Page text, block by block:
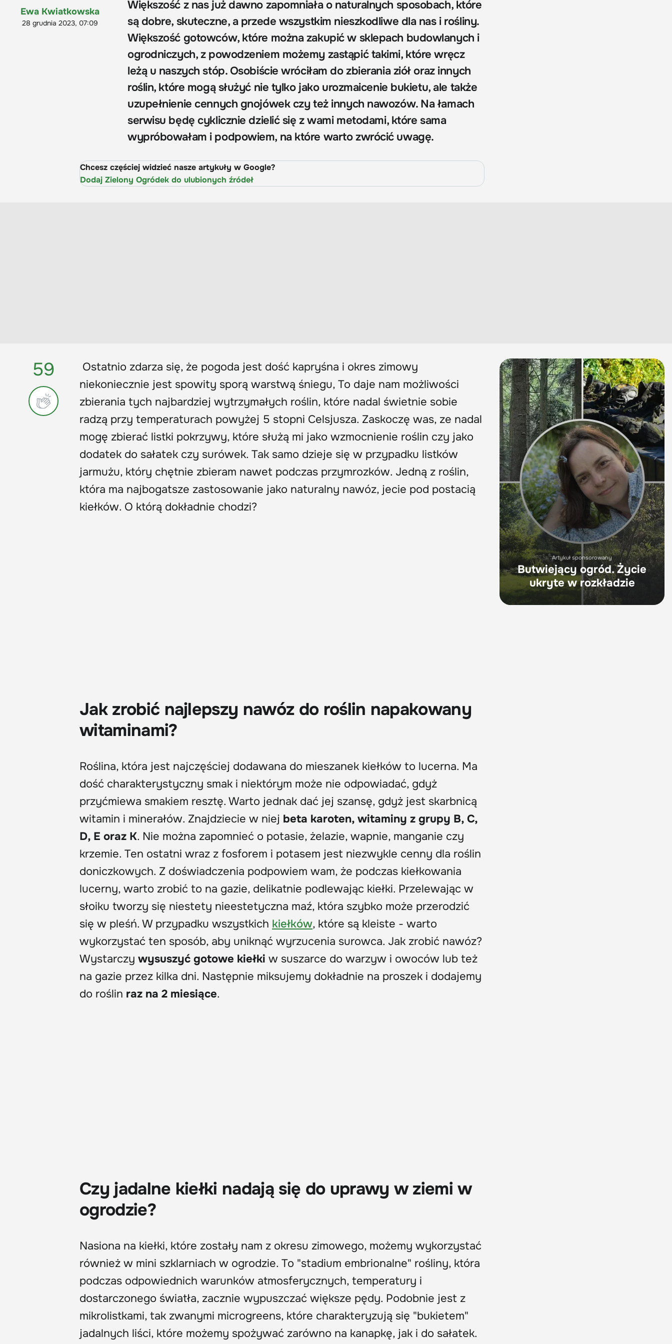
Ewa Kwiatkowska
28 grudnia 2023, 07:09
Większość z nas już dawno zapomniała o naturalnych sposobach, które
są dobre, skuteczne, a przede wszystkim nieszkodliwe dla nas i rośliny.
Większość gotowców, które można zakupić w sklepach budowlanych i
ogrodniczych, z powodzeniem możemy zastąpić takimi, które wręcz
leżą u naszych stóp. Osobiście wróciłam do zbierania ziół oraz innych
roślin, które mogą służyć nie tylko jako urozmaicenie bukietu, ale także
uzupełnienie cennych gnojówek czy też innych nawozów. Na łamach
serwisu będę cyklicznie dzielić się z wami metodami, które sama
wypróbowałam i podpowiem, na które warto zwrócić uwagę.
Chcesz częściej widzieć nasze artykuły w Google?
Dodaj Zielony Ogródek do ulubionych źródeł
59
Ostatnio zdarza się, że pogoda jest dość kapryśna i okres zimowy
niekoniecznie jest spowity sporą warstwą śniegu, To daje nam możliwości
zbierania tych najbardziej wytrzymałych roślin, które nadal świetnie sobie
radzą przy temperaturach powyżej 5 stopni Celsjusza. Zaskoczę was, ze nadal
mogę zbierać listki pokrzywy, które służą mi jako wzmocnienie roślin czy jako
dodatek do sałatek czy surówek. Tak samo dzieje się w przypadku listków
jarmużu, który chętnie zbieram nawet podczas przymrozków. Jedną z roślin,
która ma najbogatsze zastosowanie jako naturalny nawóz, jecie pod postacią
kiełków. O którą dokładnie chodzi?
Jak zrobić najlepszy nawóz do roślin napakowany
witaminami?
Roślina, która jest najczęściej dodawana do mieszanek kiełków to lucerna. Ma
dość charakterystyczny smak i niektórym może nie odpowiadać, gdyż
przyćmiewa smakiem resztę. Warto jednak dać jej szansę, gdyż jest skarbnicą
witamin i minerałów. Znajdziecie w niej beta karoten, witaminy z grupy B, C,
D, E oraz K. Nie można zapomnieć o potasie, żelazie, wapnie, manganie czy
krzemie. Ten ostatni wraz z fosforem i potasem jest niezwykle cenny dla roślin
doniczkowych. Z doświadczenia podpowiem wam, że podczas kiełkowania
lucerny, warto zrobić to na gazie, delikatnie podlewając kiełki. Przelewając w
słoiku tworzy się niestety nieestetyczna maź, która szybko może przerodzić
się w pleśń. W przypadku wszystkich kiełków, które są kleiste - warto
wykorzystać ten sposób, aby uniknąć wyrzucenia surowca. Jak zrobić nawóz?
Wystarczy wysuszyć gotowe kiełki w suszarce do warzyw i owoców lub też
na gazie przez kilka dni. Następnie miksujemy dokładnie na proszek i dodajemy
do roślin raz na 2 miesiące.
Czy jadalne kiełki nadają się do uprawy w ziemi w
ogrodzie?
Nasiona na kiełki, które zostały nam z okresu zimowego, możemy wykorzystać
również w mini szklarniach w ogrodzie. To "stadium embrionalne" rośliny, która
podczas odpowiednich warunków atmosferycznych, temperatury i
dostarczonego światła, zacznie wypuszczać większe pędy. Podobnie jest z
mikrolistkami, tak zwanymi microgreens, które charakteryzują się "bukietem"
jadalnych liści, które możemy spożywać zarówno na kanapkę, jak i do sałatek.
Artykuł sponsorowany
Butwiejący ogród. Życie
ukryte w rozkładzie